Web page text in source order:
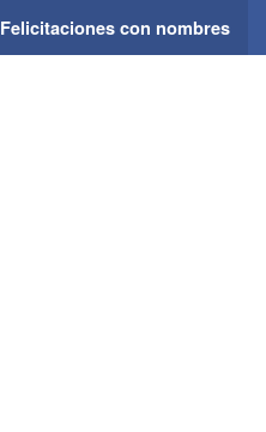
Felicitaciones con nombres